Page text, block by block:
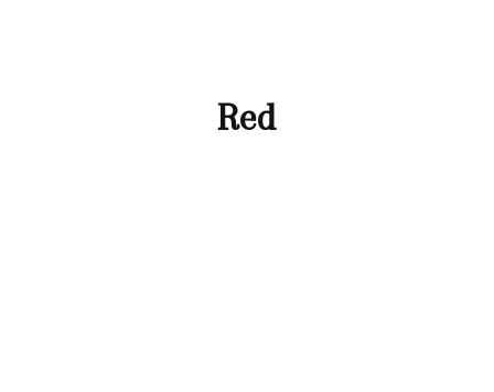
Red